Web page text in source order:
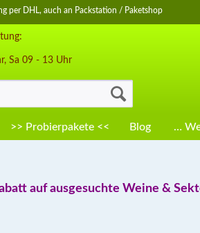
DHL, auch an Packstation / Paketshop
Sa 09 - 13 Uhr
>> Probierpakete << Blog …
auf ausgesuchte Weine &